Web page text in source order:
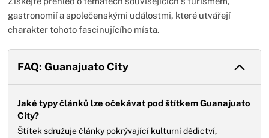
gastronomií a společenskými událostmi, které utvářejí
charakter tohoto fascinujícího místa.
FAQ: Guanajuato City
Jaké typy článků lze očekávat pod štítkem Guanajuato
City?
Štítek sdružuje články pokrývající kulturní dědictví,